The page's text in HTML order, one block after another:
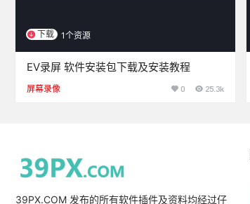
下载 1个资源
EV录屏 软件安装包下载及安装教程
屏幕录像 0 25.3k
39PX.COM 发布的所有软件插件及资料均经过仔